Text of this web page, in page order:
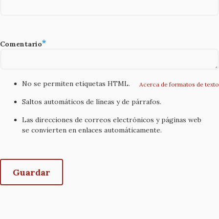
Comentario
Acerca de formatos de texto
No se permiten etiquetas HTML.
Saltos automáticos de líneas y de párrafos.
Las direcciones de correos electrónicos y páginas web
se convierten en enlaces automáticamente.